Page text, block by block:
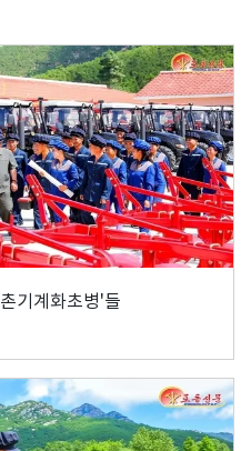
기계화초병'들